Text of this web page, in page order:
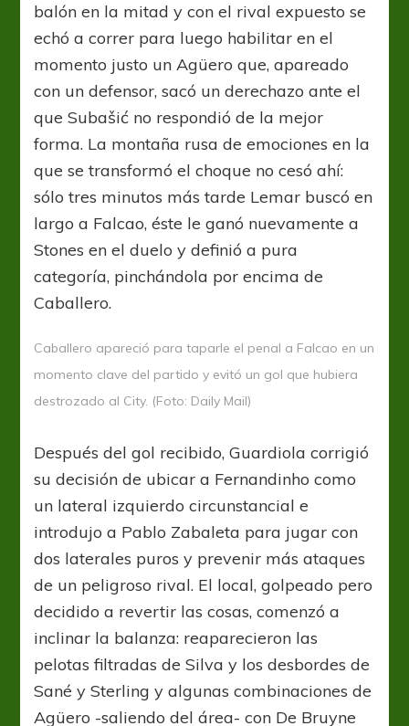
balón en la mitad y con el rival expuesto se
echó a correr para luego habilitar en el
momento justo un Agüero que, apareado
con un defensor, sacó un derechazo ante el
que Subašić no respondió de la mejor
forma. La montaña rusa de emociones en la
que se transformó el choque no cesó ahí:
sólo tres minutos más tarde Lemar buscó en
largo a Falcao, éste le ganó nuevamente a
Stones en el duelo y definió a pura
categoría, pinchándola por encima de
Caballero.
Caballero apareció para taparle el penal a Falcao en un
momento clave del partido y evitó un gol que hubiera
destrozado al City. (Foto: Daily Mail)
Después del gol recibido, Guardiola corrigió
su decisión de ubicar a Fernandinho como
un lateral izquierdo circunstancial e
introdujo a Pablo Zabaleta para jugar con
dos laterales puros y prevenir más ataques
de un peligroso rival. El local, golpeado pero
decidido a revertir las cosas, comenzó a
inclinar la balanza: reaparecieron las
pelotas filtradas de Silva y los desbordes de
Sané y Sterling y algunas combinaciones de
Agüero -saliendo del área- con De Bruyne